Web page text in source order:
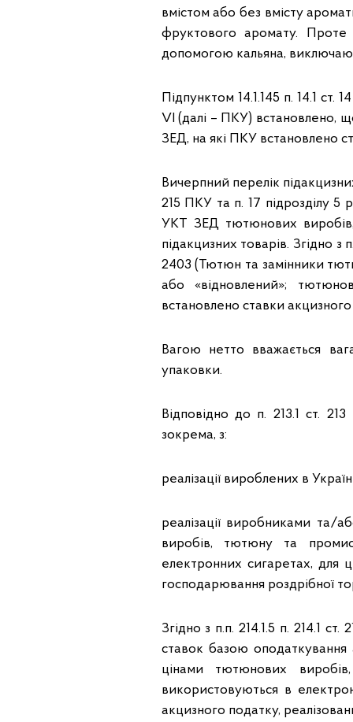
вмістом або без вмісту
фруктового аромату.
допомогою кальяна,
Підпунктом 14.1.145 п. 14.1
VI (далі – ПКУ) встановлено,
ЗЕД, на які ПКУ встановлено
Вичерпний перелік
215 ПКУ та п. 17 підрозділу 5
УКТ ЗЕД тютюнових
підакцизних товарів. Згідно з
2403 (Тютюн та замінники
або «відновлений»;
встановлено ставки
Вагою нетто вважається
упаковки.
Відповідно до п. 213.1 ст.
зокрема, з:
реалізації вироблених в
реалізації виробниками та/
виробів, тютюну та
електронних сигаретах, для
господарювання роздрібної
Згідно з п.п. 214.1.5 п. 214.1
ставок базою
цінами тютюнових
використовуються в
акцизного податку,